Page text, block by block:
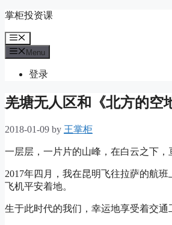
Skip
content
掌柜投资课
Menu
Menu
登录
羌塘无人区和《北方的空
2018-01-09 by 王掌柜
一层层，一片片的山峰，在白云之下，
2017年四月，我在昆明飞往拉萨的航
飞机平安着地。
生于此时代的我们，幸运地享受着交